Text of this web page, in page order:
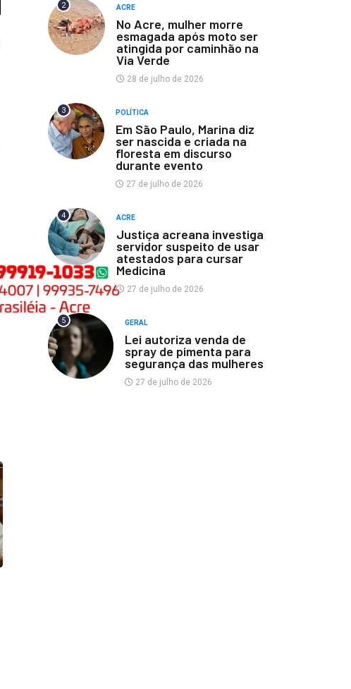
2 ACRE
No Acre, mulher morre
esmagada após moto ser
atingida por caminhão na
Via Verde
28 de julho de 2026
3 POLÍTICA
Em São Paulo, Marina diz
ser nascida e criada na
floresta em discurso
durante evento
27 de julho de 2026
4 ACRE
Justiça acreana investiga
servidor suspeito de usar
atestados para cursar
Medicina
27 de julho de 2026
5 GERAL
Lei autoriza venda de
spray de pimenta para
segurança das mulheres
27 de julho de 2026